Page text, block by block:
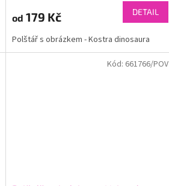
od 179 Kč DETAIL
Polštář s obrázkem - Kostra dinosaura
Kód: 661766/POV